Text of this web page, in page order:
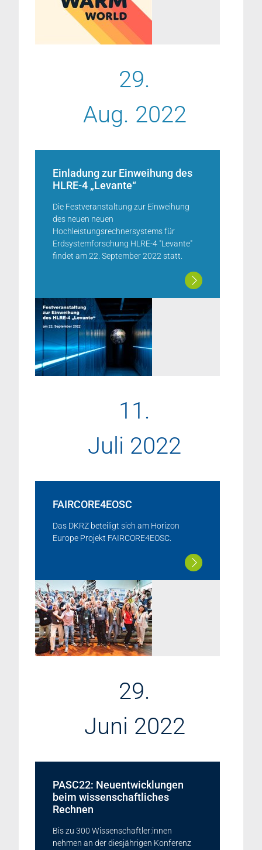
29.
Aug. 2022
Einladung zur Einweihung des
HLRE-4 „Levante“
Die Festveranstaltung zur Einweihung
des neuen neuen
Hochleistungsrechnersystems für
Erdsystemforschung HLRE-4 "Levante"
findet am 22. September 2022 statt.
11.
Juli 2022
FAIRCORE4EOSC
Das DKRZ beteiligt sich am Horizon
Europe Projekt FAIRCORE4EOSC.
29.
Juni 2022
PASC22: Neuentwicklungen
beim wissenschaftliches
Rechnen
Bis zu 300 Wissenschaftler:innen
nehmen an der diesjährigen Konferenz